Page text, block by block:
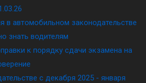
в автомобильном законодательстве
знать водителям
к порядку сдачи экзамена на
с декабря 2025 - января